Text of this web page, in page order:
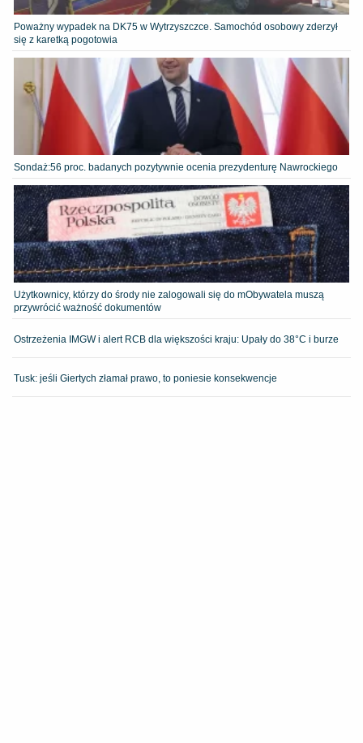
Poważny wypadek na DK75 w Wytrzyszczce. Samochód osobowy zderzył
się z karetką pogotowia
​Sondaż:56 proc. badanych pozytywnie ocenia prezydenturę Nawrockiego
Użytkownicy, którzy do środy nie zalogowali się do mObywatela muszą
przywrócić ważność dokumentów
Ostrzeżenia IMGW i alert RCB dla większości kraju: Upały do 38°C i burze
Tusk: jeśli Giertych złamał prawo, to poniesie konsekwencje